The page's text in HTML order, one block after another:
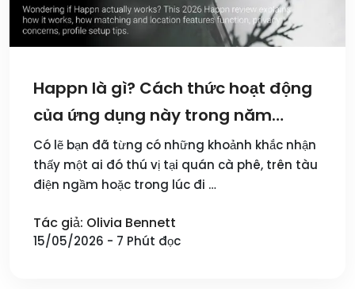
Happn là gì? Cách thức hoạt động
của ứng dụng này trong năm
2026?
Có lẽ bạn đã từng có những khoảnh khắc nhận
thấy một ai đó thú vị tại quán cà phê, trên tàu
điện ngầm hoặc trong lúc đi …
Tác giả: Olivia Bennett
15/05/2026 - 7 Phút đọc